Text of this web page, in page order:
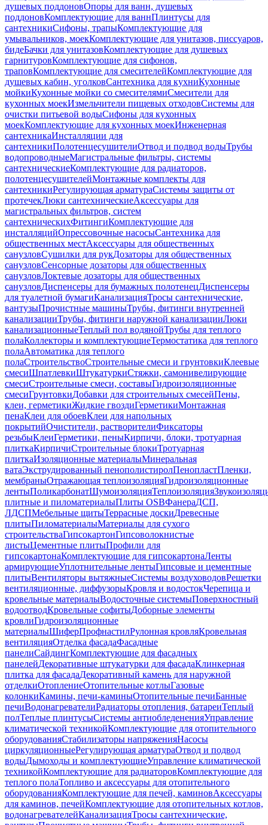
душевых поддоновОпоры для ванн, душевых
поддоновКомплектующие для ваннПлинтусы для
сантехникиСифоны, трапыКомплектующие для
умывальников, моекКомплектующие для унитазов, писсуаров,
бидеБачки для унитазовКомплектующие для душевых
гарнитуровКомплектующие для сифонов,
траповКомплектующие для смесителейКомплектующие для
душевых кабин, уголковСантехника для кухниКухонные
мойкиКухонные мойки со смесителямиСмесители для
кухонных моекИзмельчители пищевых отходовСистемы для
очистки питьевой водыСифоны для кухонных
моекКомплектующие для кухонных моекИнженерная
сантехникаИнсталляции для
сантехникиПолотенцесушителиОтвод и подвод водыТрубы
водопроводныеМагистральные фильтры, системы
сантехническиеКомплектующие для радиаторов,
полотенцесушителейМонтажные комплекты для
сантехникиРегулирующая арматураСистемы защиты от
протечекЛюки сантехническиеАксессуары для
магистральных фильтров, систем
сантехническихФитингиКомплектующие для
инсталляцийОпрессовочные насосыСантехника для
общественных местАксессуары для общественных
санузловСушилки для рукДозаторы для общественных
санузловСенсорные дозаторы для общественных
санузловЛоктевые дозаторы для общественных
санузловДиспенсеры для бумажных полотенецДиспенсеры
для туалетной бумагиКанализацияТросы сантехнические,
вантузыПрочистные машиныТрубы, фитинги внутренней
канализацииТрубы, фитинги наружной канализацииЛюки
канализационныеТеплый пол водянойТрубы для теплого
полаКоллекторы и комплектующиеТермостатика для теплого
полаАвтоматика для теплого
полаСтроительствоСтроительные смеси и грунтовкиКлеевые
смесиШпатлевкиШтукатуркиСтяжки, самонивелирующие
смесиСтроительные смеси, составыГидроизоляционные
смесиГрунтовкиДобавки для строительных смесейПены,
клеи, герметикиЖидкие гвоздиГерметикиМонтажная
пенаКлеи для обоевКлеи для напольных
покрытийОчистители, растворителиФиксаторы
резьбыКлеиГерметики, пеныКирпичи, блоки, тротуарная
плиткаКирпичиСтроительные блокиТротуарная
плиткаИзоляционные материалыМинеральная
ватаЭкструдированный пенополистиролПенопластПленки,
мембраныОтражающая теплоизоляцияГидроизоляционные
лентыПоликарбонатШумоизоляцияТеплоизоляция
плитные и пиломатериалыПлиты OSBФанераДСП,
ЛДСПМебельные щитыТеррасные доскиДревесные
плитыПиломатериалыМатериалы для сухого
строительстваГипсокартонГипсоволокнистые
листыЦементные плитыПрофили для
гипсокартонаКомплектующие для гипсокартонаЛенты
армирующиеУплотнительные лентыГипсовые и цементные
плитыВентиляторы вытяжныеСистемы воздуховодовРешетки
вентиляционные, диффузорыКровля и водостокЧерепица и
кровельные материалыВодосточные системыПоверхностный
водоотводКровельные софитыДоборные элементы
кровлиГидроизоляционные
материалыШиферПрофнастилРулонная кровляКровельная
вентиляцияОтделка фасадаФасадные
панелиСайдингКомплектующие для фасадных
панелейДекоративные штукатурки для фасадаКлинкерная
плитка для фасадаДекоративный камень для наружной
отделкиОтоплениеОтопительные котлыГазовые
колонкиКамины, печи-каминыОтопительные печиБанные
печиВодонагревателиРадиаторы отопления, батареиТеплый
полТеплые плинтусыСистемы антиобледененияУправление
климатической техникойКомплектующие для отопительного
оборудованияСтабилизаторы напряженияНасосы
циркуляционныеРегулирующая арматураОтвод и подвод
водыДымоходы и комплектующиеУправление климатической
техникойКомплектующие для радиаторовКомплектующие для
теплого полаТопливо и аксессуары для отопительного
оборудованияКомплектующие для печей, каминовАксессуары
для каминов, печейКомплектующие для отопительных котлов,
водонагревателейКанализацияТросы сантехнические,